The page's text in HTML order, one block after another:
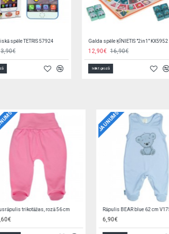
Izglītojoša spēle ATKRITUMU ŠĶIROŠANA KX3220 Koka spēle Balansējošais EZĪTIS, krelles KX5138
Jaciņa trikotāžas, rozā 56 cm EZ0QV4W2 Zīdaiņu cimdiņi-dūraiņi STARS